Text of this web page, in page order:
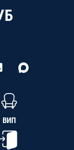
ВИП